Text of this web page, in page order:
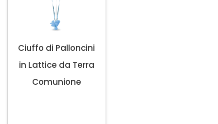
Ciuffo di Palloncini
in Lattice da Terra
Comunione